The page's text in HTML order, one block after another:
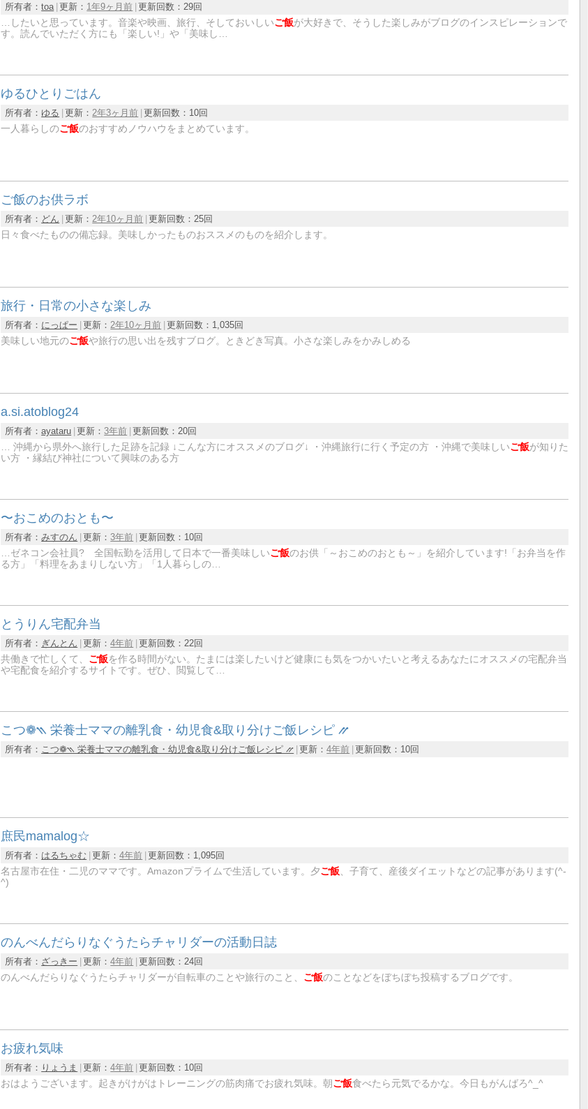
所有者：toa 更新： 1年9ヶ月前 更新回数： 29回
…したいと思っています。音楽や映画、旅行、そしておいしいご飯が大好きで、そうした楽しみがブログのインスピレーションで
す。読んでいただく方にも「楽しい!」や「美味し…
ゆるひとりごはん
所有者： ゆる 更新： 2年3ヶ月前 更新回数： 10回
一人暮らしのご飯のおすすめノウハウをまとめています。
ご飯のお供ラボ
所有者： どん 更新： 2年10ヶ月前 更新回数： 25回
日々食べたものの備忘録。美味しかったものおススメのものを紹介します。
旅行・日常の小さな楽しみ
所有者： にっぱー 更新： 2年10ヶ月前 更新回数： 1,035回
美味しい地元のご飯や旅行の思い出を残すブログ。ときどき写真。小さな楽しみをかみしめる
a.si.atoblog24
所有者：ayataru 更新： 3年前 更新回数： 20回
… 沖縄から県外へ旅行した足跡を記録 ↓こんな方にオススメのブログ↓ ・沖縄旅行に行く予定の方 ・沖縄で美味しいご飯が知りた
い方 ・縁結び神社について興味のある方
〜おこめのおとも〜
所有者：みすのん 更新： 3年前 更新回数： 10回
…ゼネコン会社員? 全国転勤を活用して日本で一番美味しいご飯のお供「～おこめのおとも～」を紹介しています!「お弁当を作
る方」「料理をあまりしない方」「1人暮らしの…
とうりん宅配弁当
所有者： ぎんとん 更新：4年前 更新回数： 22回
共働きで忙しくて、 ご飯を作る時間がない。たまには楽したいけど健康にも気をつかいたいと考えるあなたにオススメの宅配弁当
や宅配食を紹介するサイトです。ぜひ、閲覧して…
こつ❁⳹ 栄養士ママの離乳食・幼児食&取り分けご飯レシピ ⳼
所有者： こつ❁⳹ 栄養士ママの離乳食・幼児食&取り分けご飯レシピ ⳼ 更新：4年前 更新回数： 10回
庶民mamalog☆
所有者： はるちゃむ 更新：4年前 更新回数： 1,095回
名古屋市在住・二児のママです。Amazonプライムで生活しています。夕ご飯、子育て、産後ダイエットなどの記事があります(^-
^)
のんべんだらりなぐうたらチャリダーの活動日誌
所有者： ざっきー 更新：4年前 更新回数： 24回
のんべんだらりなぐうたらチャリダーが自転車のことや旅行のこと、 ご飯のことなどをぼちぼち投稿するブログです。
お疲れ気味
所有者： りょうま 更新：4年前 更新回数： 10回
おはようございます。起きがけがはトレーニングの筋肉痛でお疲れ気味。朝 ご飯食べたら元気でるかな。今日もがんばろ^_^